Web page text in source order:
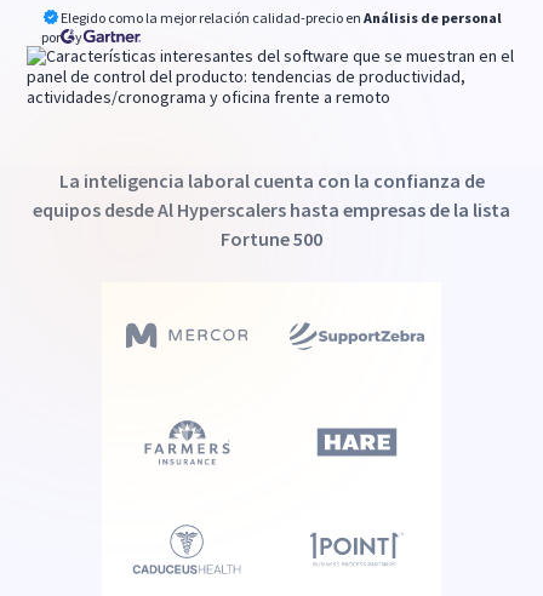
Elegido como la mejor relación calidad-precio en Análisis de personal
por
y
La inteligencia laboral cuenta con la confianza de
equipos desde Al Hyperscalers hasta empresas de la lista
Fortune 500